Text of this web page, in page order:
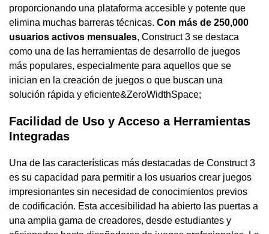
proporcionando una plataforma accesible y potente que
elimina muchas barreras técnicas. Con más de 250,000
usuarios activos mensuales, Construct 3 se destaca
como una de las herramientas de desarrollo de juegos
más populares, especialmente para aquellos que se
inician en la creación de juegos o que buscan una
solución rápida y eficiente&ZeroWidthSpace;
Facilidad de Uso y Acceso a Herramientas
Integradas
Una de las características más destacadas de Construct 3
es su capacidad para permitir a los usuarios crear juegos
impresionantes sin necesidad de conocimientos previos
de codificación. Esta accesibilidad ha abierto las puertas a
una amplia gama de creadores, desde estudiantes y